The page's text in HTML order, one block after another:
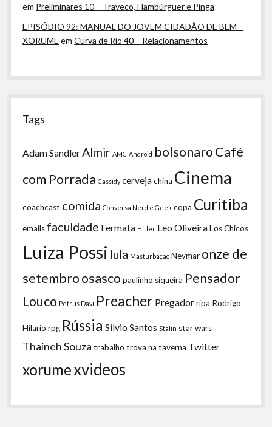
em Preliminares 10 – Traveco, Hambúrguer e Pinga
EPISÓDIO 92: MANUAL DO JOVEM CIDADÃO DE BEM –
XORUME emCurva de Rio 40 – Relacionamentos
Tags
Adam Sandler Almir AMC Android bolsonaroCafé
com Porrada Cassidy cervejachina Cinema
coachcast comida Conversa Nerd e Geek copa Curitiba
emails faculdade Fermata Hitler Leo OliveiraLos Chicos
Luiza Possi lula Masturbação Neymar onze de
setembroosasco paulinho siqueira Pensador
Louco Petrus Davi Preacher Pregadorripa Rodrigo
Hilario rpg Rússia Silvio Santos Stalin star wars
Thaineh Souza trabalho trova na taverna Twitter
xorumexvideos